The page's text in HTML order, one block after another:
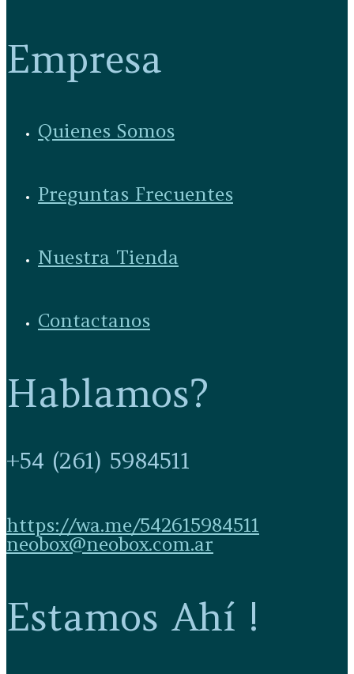
Empresa
Quienes Somos
Preguntas Frecuentes
Nuestra Tienda
Contactanos
Hablamos?
+54 (261) 5984511
https://wa.me/542615984511
neobox@neobox.com.ar
Estamos Ahí !